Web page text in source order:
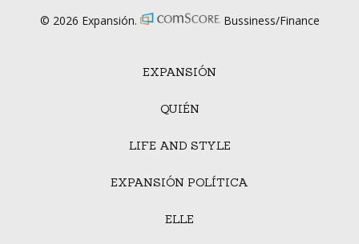
EXPANSIÓN
QUIÉN
LIFE AND STYLE
EXPANSIÓN POLÍTICA
ELLE
© 2026 Expansión. Bussiness/Finance